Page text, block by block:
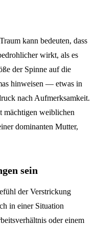
kann bedeuten, dass
wirkt, als es
der Spinne auf die
hinweisen — etwas in
nach Aufmerksamkeit.
mächtigen weiblichen
dominanten Mutter,
sein
der Verstrickung
in einer Situation
oder einem